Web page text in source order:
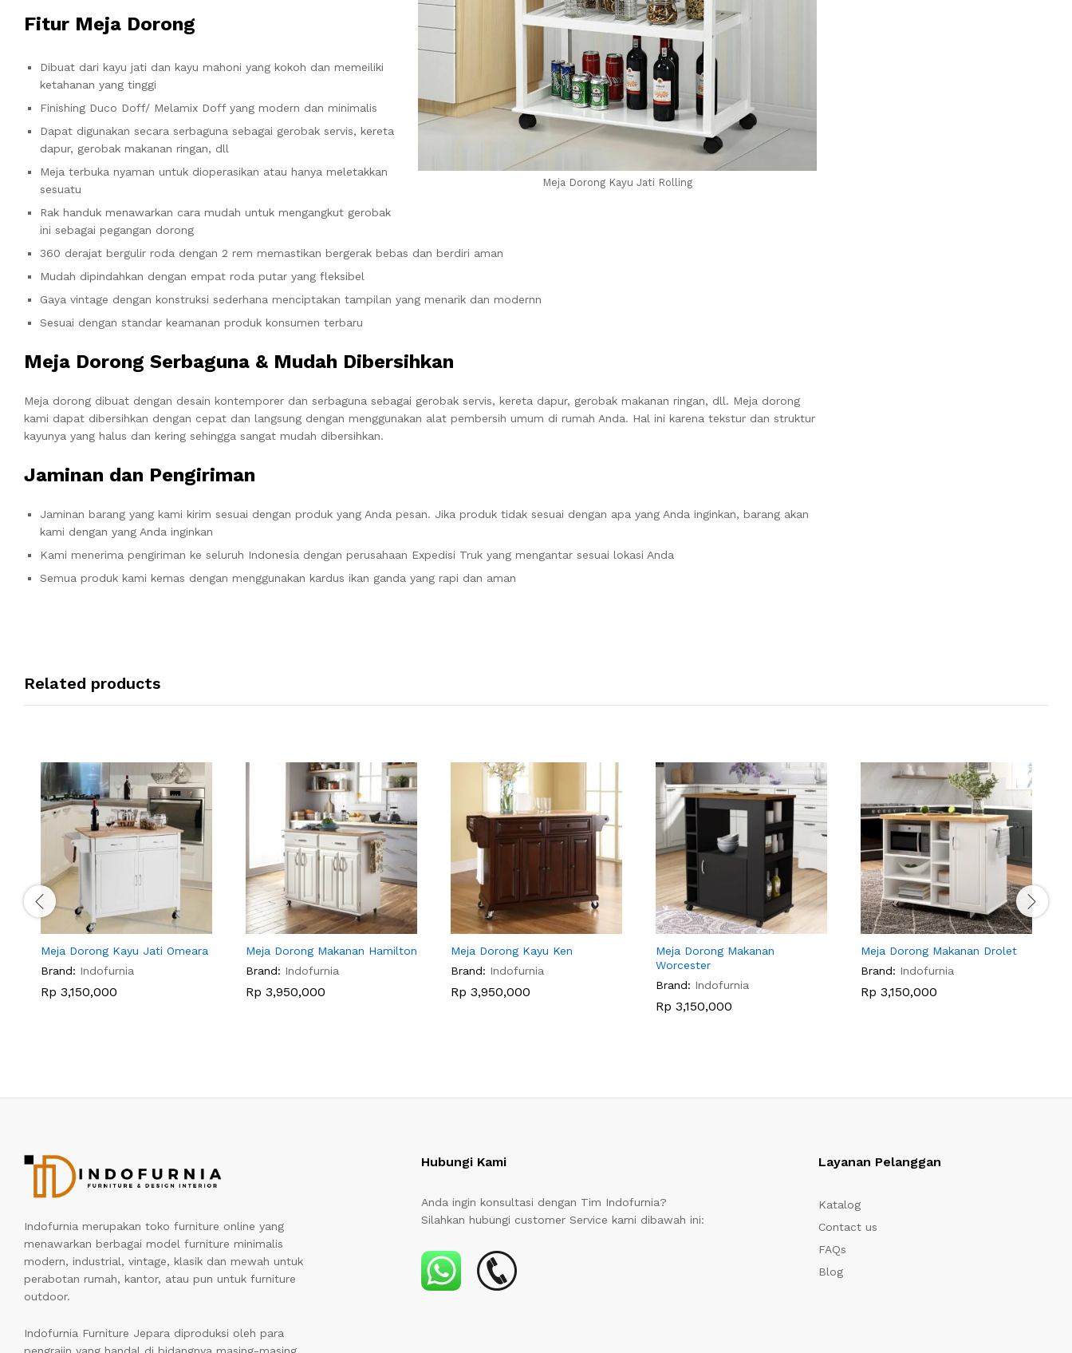
Meja Dorong Kayu Jati Rolling
Fitur Meja Dorong
Dibuat dari kayu jati dan kayu mahoni yang kokoh dan memeiliki
ketahanan yang tinggi
Finishing Duco Doff/ Melamix Doff yang modern dan minimalis
Dapat digunakan secara serbaguna sebagai gerobak servis, kereta
dapur, gerobak makanan ringan, dll
Meja terbuka nyaman untuk dioperasikan atau hanya meletakkan
sesuatu
Rak handuk menawarkan cara mudah untuk mengangkut gerobak
ini sebagai pegangan dorong
360 derajat bergulir roda dengan 2 rem memastikan bergerak bebas dan berdiri aman
Mudah dipindahkan dengan empat roda putar yang fleksibel
Gaya vintage dengan konstruksi sederhana menciptakan tampilan yang menarik dan modernn
Sesuai dengan standar keamanan produk konsumen terbaru
Meja Dorong Serbaguna & Mudah Dibersihkan
Meja dorong dibuat dengan desain kontemporer dan serbaguna sebagai gerobak servis, kereta dapur, gerobak makanan ringan, dll. Meja dorong
kami dapat dibersihkan dengan cepat dan langsung dengan menggunakan alat pembersih umum di rumah Anda. Hal ini karena tekstur dan struktur
kayunya yang halus dan kering sehingga sangat mudah dibersihkan.
Jaminan dan Pengiriman
Jaminan barang yang kami kirim sesuai dengan produk yang Anda pesan. Jika produk tidak sesuai dengan apa yang Anda inginkan, barang akan
kami dengan yang Anda inginkan
Kami menerima pengiriman ke seluruh Indonesia dengan perusahaan Expedisi Truk yang mengantar sesuai lokasi Anda
Semua produk kami kemas dengan menggunakan kardus ikan ganda yang rapi dan aman
Related products
Meja Dorong Kayu Jati Omeara
Brand: Indofurnia
Rp 3,150,000
Meja Dorong Makanan Hamilton
Brand: Indofurnia
Rp 3,950,000
Meja Dorong Kayu Ken
Brand: Indofurnia
Rp 3,950,000
Meja Dorong Makanan
Worcester
Brand: Indofurnia
Rp 3,150,000
Meja Dorong Makanan Drolet
Brand: Indofurnia
Rp 3,150,000
Indofurnia merupakan toko furniture online yang
menawarkan berbagai model furniture minimalis
modern, industrial, vintage, klasik dan mewah untuk
perabotan rumah, kantor, atau pun untuk furniture
outdoor.
Indofurnia Furniture Jepara diproduksi oleh para
Hubungi Kami
Anda ingin konsultasi dengan Tim Indofurnia?
Silahkan hubungi customer Service kami dibawah ini:
Layanan Pelanggan
Katalog
Contact us
FAQs
Blog